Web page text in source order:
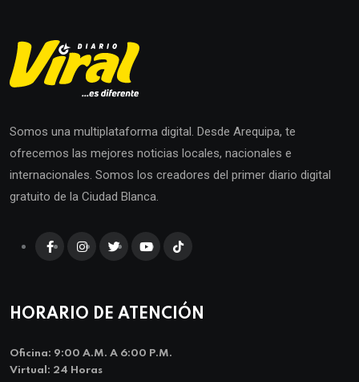
Somos una multiplataforma digital. Desde Arequipa, te
ofrecemos las mejores noticias locales, nacionales e
internacionales. Somos los creadores del primer diario digital
gratuito de la Ciudad Blanca.
HORARIO DE ATENCIÓN
Oficina: 9:00 A.m. A 6:00 P.m.
Virtual: 24 Horas